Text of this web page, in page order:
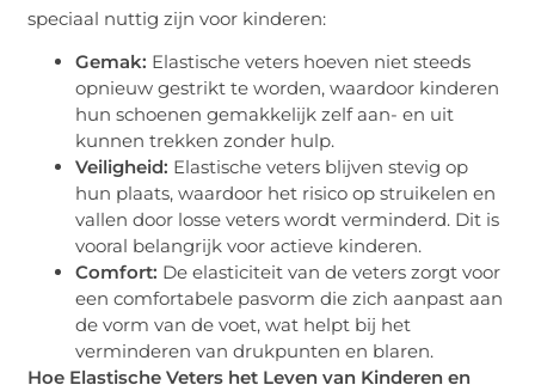
speciaal nuttig zijn voor kinderen:
Gemak: Elastische veters hoeven niet steeds
opnieuw gestrikt te worden, waardoor kinderen
hun schoenen gemakkelijk zelf aan- en uit
kunnen trekken zonder hulp.
Veiligheid: Elastische veters blijven stevig op
hun plaats, waardoor het risico op struikelen en
vallen door losse veters wordt verminderd. Dit is
vooral belangrijk voor actieve kinderen.
Comfort: De elasticiteit van de veters zorgt voor
een comfortabele pasvorm die zich aanpast aan
de vorm van de voet, wat helpt bij het
verminderen van drukpunten en blaren.
Hoe Elastische Veters het Leven van Kinderen en